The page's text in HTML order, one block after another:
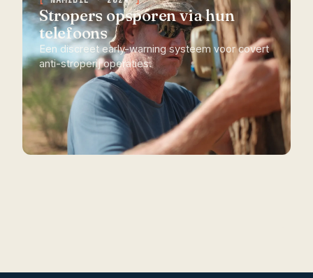
Stropers opsporen via hun
telefoons
Een discreet early-warning systeem voor covert
anti-stroperij operaties.